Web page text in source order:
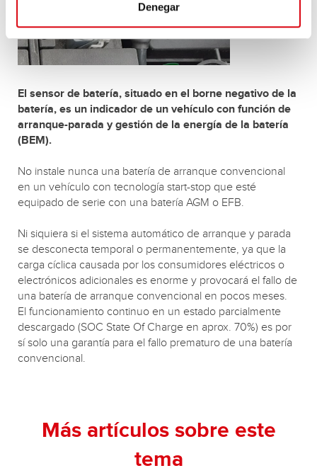
Denegar
El sensor de batería, situado en el borne negativo de la
batería, es un indicador de un vehículo con función de
arranque-parada y gestión de la energía de la batería
(BEM).
No instale nunca una batería de arranque convencional
en un vehículo con tecnología start-stop que esté
equipado de serie con una batería AGM o EFB.
Ni siquiera si el sistema automático de arranque y parada
se desconecta temporal o permanentemente, ya que la
carga cíclica causada por los consumidores eléctricos o
electrónicos adicionales es enorme y provocará el fallo de
una batería de arranque convencional en pocos meses.
El funcionamiento continuo en un estado parcialmente
descargado (SOC State Of Charge en aprox. 70%) es por
sí solo una garantía para el fallo prematuro de una batería
convencional.
Más artículos sobre este
tema